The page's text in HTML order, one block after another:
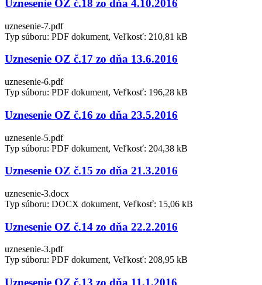
Uznesenie OZ č.18 zo dňa 4.10.2016
uznesenie-7.pdf
Typ súboru: PDF dokument, Veľkosť: 210,81 kB
Uznesenie OZ č.17 zo dňa 13.6.2016
uznesenie-6.pdf
Typ súboru: PDF dokument, Veľkosť: 196,28 kB
Uznesenie OZ č.16 zo dňa 23.5.2016
uznesenie-5.pdf
Typ súboru: PDF dokument, Veľkosť: 204,38 kB
Uznesenie OZ č.15 zo dňa 21.3.2016
uznesenie-3.docx
Typ súboru: DOCX dokument, Veľkosť: 15,06 kB
Uznesenie OZ č.14 zo dňa 22.2.2016
uznesenie-3.pdf
Typ súboru: PDF dokument, Veľkosť: 208,95 kB
Uznesenie OZ č.13 zo dňa 11.1.2016